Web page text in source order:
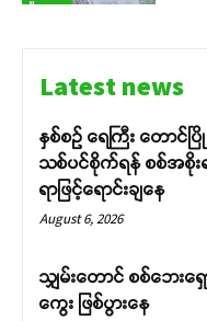
Latest news
နှစ်စဉ် ရေကြီး တောင်
သစ်ပင်စိုက်ရန် စစ်အစိုး
ရာဖြင့်ရောင်းချနေ
August 6, 2026
သျှမ်းတောင် စစ်ဘေးရှ
ကွေး ဖြစ်ပွားနေ